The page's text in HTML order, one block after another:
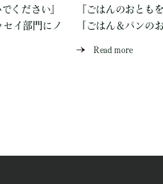
ください』
セイ部門にノ
『ごはんのおとも
「ごはん＆パンの
Read more